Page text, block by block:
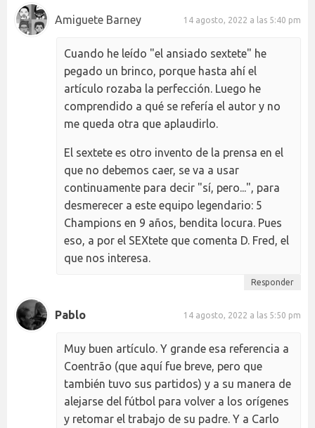
Amiguete Barney 14 agosto, 2022 a las 5:40 pm
Cuando he leído "el ansiado sextete" he
pegado un brinco, porque hasta ahí el
artículo rozaba la perfección. Luego he
comprendido a qué se refería el autor y no
me queda otra que aplaudirlo.
El sextete es otro invento de la prensa en el
que no debemos caer, se va a usar
continuamente para decir "sí, pero...", para
desmerecer a este equipo legendario: 5
Champions en 9 años, bendita locura. Pues
eso, a por el SEXtete que comenta D. Fred, el
que nos interesa.
Responder
Pablo 14 agosto, 2022 a las 5:50 pm
Muy buen artículo. Y grande esa referencia a
Coentrão (que aquí fue breve, pero que
también tuvo sus partidos) y a su manera de
alejarse del fútbol para volver a los orígenes
y retomar el trabajo de su padre. Y a Carlo